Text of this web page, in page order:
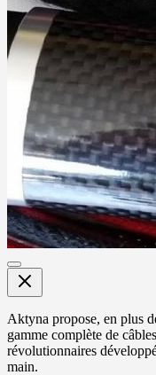
Aktyna propose, en plus
gamme complète de
révolutionnaires
main.